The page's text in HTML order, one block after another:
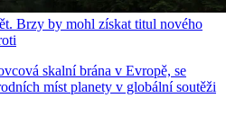
Brzy by mohl získat titul nového
skalní brána v Evropě, se
míst planety v globální soutěži